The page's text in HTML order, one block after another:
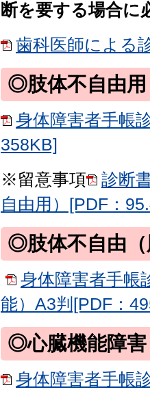
断を要する場合に
歯科医師による
◎肢体不自由用
身体障害者手帳
358KB]
※留意事項
診断
自由用）[PDF：
◎肢体不自由（
身体障害者手帳
能）A3判[PDF：
◎心臓機能障害
身体障害者手帳